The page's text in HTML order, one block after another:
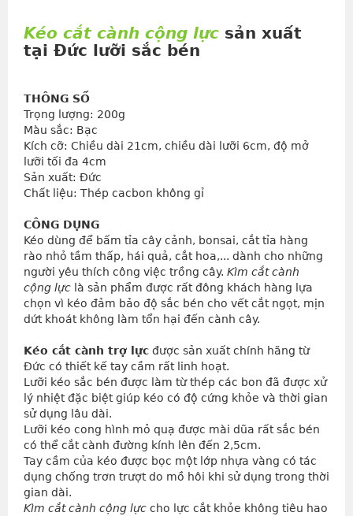
Kéo cắt cành cộng lực sản xuất
tại Đức lưỡi sắc bén
THÔNG SỐ
Trọng lượng: 200g
Màu sắc: Bạc
Kích cỡ: Chiều dài 21cm, chiều dài lưỡi 6cm, độ mở
lưỡi tối đa 4cm
Sản xuất: Đức
Chất liệu: Thép cacbon không gỉ
CÔNG DỤNG
Kéo dùng để bấm tỉa cây cảnh, bonsai, cắt tỉa hàng
rào nhỏ tầm thấp, hái quả, cắt hoa,... dành cho những
người yêu thích công việc trồng cây. Kìm cắt cành
cộng lực là sản phẩm được rất đông khách hàng lựa
chọn vì kéo đảm bảo độ sắc bén cho vết cắt ngọt, mịn
dứt khoát không làm tổn hại đến cành cây.
Kéo cắt cành trợ lực được sản xuất chính hãng từ
Đức có thiết kế tay cầm rất linh hoạt.
Lưỡi kéo sắc bén được làm từ thép các bon đã được xử
lý nhiệt đặc biệt giúp kéo có độ cứng khỏe và thời gian
sử dụng lâu dài.
Lưỡi kéo cong hình mỏ quạ được mài dũa rất sắc bén
có thể cắt cành đường kính lên đến 2,5cm.
Tay cầm của kéo được bọc một lớp nhựa vàng có tác
dụng chống trơn trượt do mồ hôi khi sử dụng trong thời
gian dài.
Kìm cắt cành cộng lực cho lực cắt khỏe không tiêu hao